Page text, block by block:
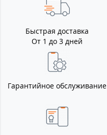
Быстрая доставка
От 1 до 3 дней
Гарантийное обслуживание